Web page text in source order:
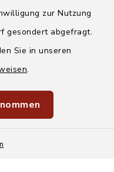
zur Nutzung
gesondert abgefragt.
Sie in unseren
.